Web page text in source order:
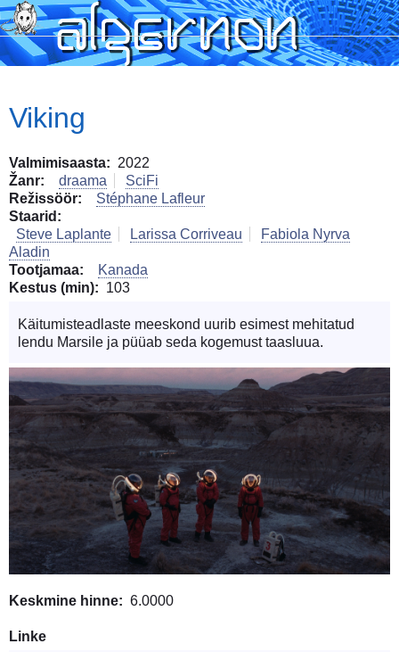
Skip
to
main
content
Viking
Valmimisaasta
2022
Žanr
draama
SciFi
Režissöör
Stéphane Lafleur
Staarid
Steve Laplante
Larissa Corriveau
Fabiola Nyrva
Aladin
Tootjamaa
Kanada
Kestus (min)
103
Käitumisteadlaste meeskond uurib esimest mehitatud
lendu Marsile ja püüab seda kogemust taasluua.
Image
Keskmine hinne 6.0000
Linke